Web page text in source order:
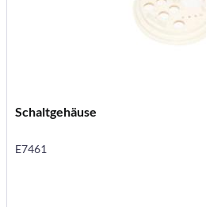
Schaltgehäuse
E7461